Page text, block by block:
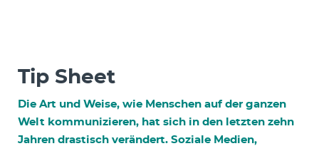
Tip Sheet
Die Art und Weise, wie Menschen auf der ganzen
Welt kommunizieren, hat sich in den letzten zehn
Jahren drastisch verändert. Soziale Medien,